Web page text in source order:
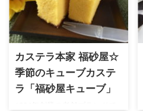
カステラ本家 福砂屋☆
季節のキューブカステ
ラ「福砂屋キューブ」